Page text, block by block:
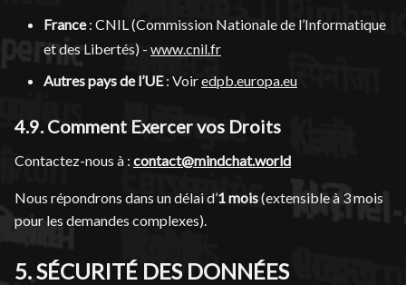
France: CNIL (Commission Nationale de l’Informatique
et des Libertés) - www.cnil.fr
Autres pays de l’UE: Voiredpb.europa.eu
4.9. Comment Exercer vos Droits
Contactez-nous à : contact@mindchat.world
Nous répondrons dans un délai d’1 mois(extensible à 3 mois
pour les demandes complexes).
5. SÉCURITÉ DES DONNÉES